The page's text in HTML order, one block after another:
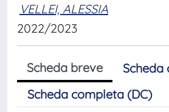
VELLEI, ALESSIA
2022/2023
Scheda breve
Scheda
Scheda completa (DC)